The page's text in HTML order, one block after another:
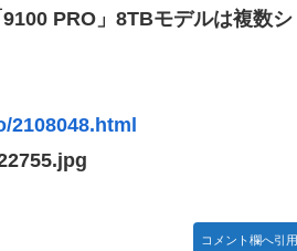
た！
PRO」8TBモデルは複数シ
コメント欄へ引用